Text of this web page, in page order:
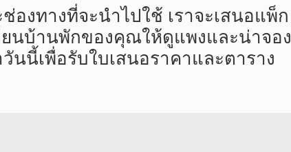
งทางที่จะนำไปใช้ เราจะเสนอแพ็ก
นบ้านพักของคุณให้ดูแพงและน่าจอง
นี้เพื่อรับใบเสนอราคาและตาราง